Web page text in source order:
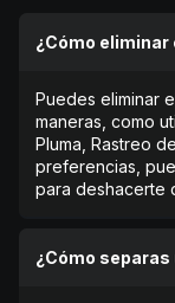
¿Cómo
Puedes eliminar
maneras, como
Pluma, Rastreo
preferencias,
para deshacerte
¿Cómo